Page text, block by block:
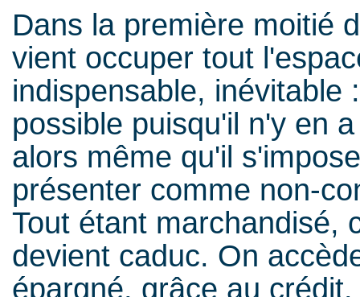
Dans la première moitié
vient occuper tout
indispensable, inévitable
possible puisqu'il n'y en
alors même qu'il
présenter comme non-
Tout étant marchandisé,
devient caduc. On
épargné, grâce au